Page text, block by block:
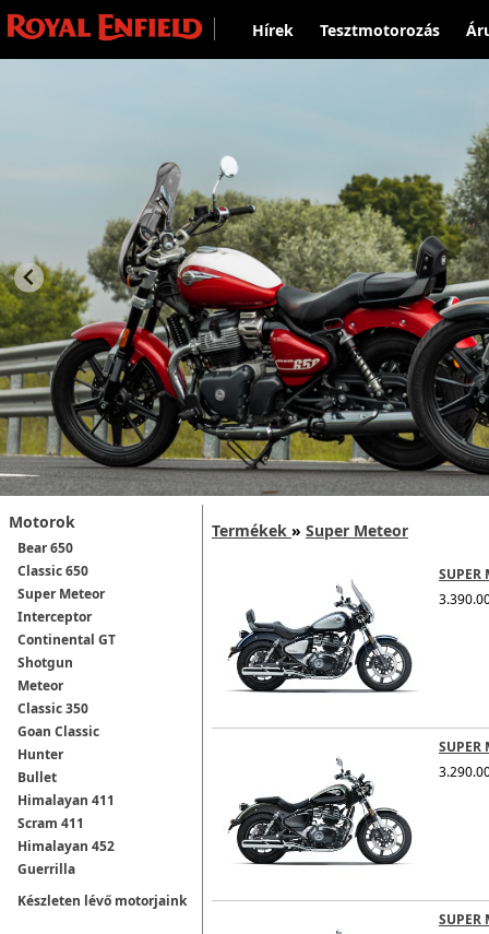
Hírek Tesztmotorozás
Motorok
Bear 650
Classic 650
Super Meteor
Interceptor
Continental GT
Shotgun
Meteor
Classic 350
Goan Classic
Hunter
Bullet
Himalayan 411
Scram 411
Himalayan 452
Guerrilla
Készleten lévő motorjaink
Termékek » Super Meteor
SUPER
SUPER
SUPER